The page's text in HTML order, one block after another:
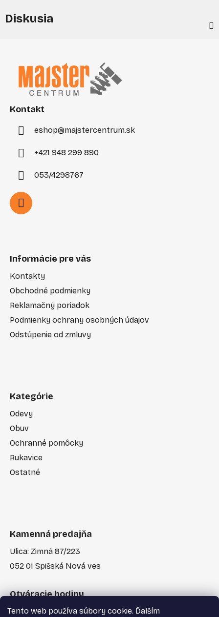
Tento web používa súbory cookie. Ďalším
Diskusia
Kontakt
eshop@majstercentrum.sk
+421 948 299 890
053/4298767
Informácie pre vás
Kontakty
Obchodné podmienky
Reklamačný poriadok
Podmienky ochrany osobných údajov
Odstúpenie od zmluvy
Kategórie
Odevy
Obuv
Ochranné pomôcky
Rukavice
Ostatné
Kamenná predajňa
Ulica: Zimná 87/223
052 01 Spišská Nová ves
Otváracie hodiny
Po-Pia: 7:30 - 17:00